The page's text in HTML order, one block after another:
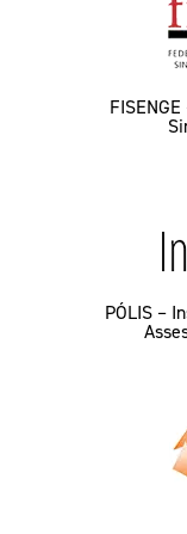
PÓLIS –